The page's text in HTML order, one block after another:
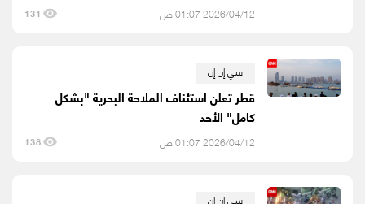
2026/04/12 01:07 ص 131
سي إن إن
قطر تعلن استئناف الملاحة البحرية "بشكل
كامل" الأحد
2026/04/12 01:07 ص 138
سي إن إن